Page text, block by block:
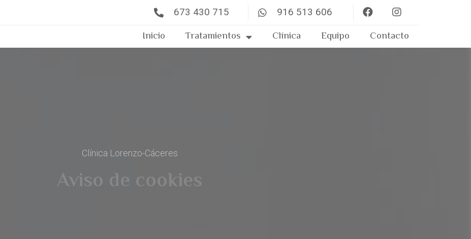
673 430 715 916 513 606
Inicio Tratamientos Clínica Equipo Contacto
Clínica Lorenzo-Cáceres
Aviso de cookies